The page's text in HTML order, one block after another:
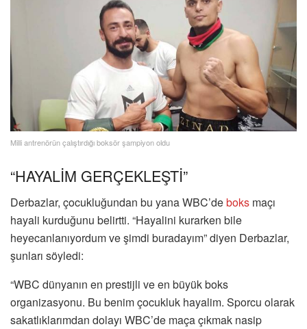
Milli antrenörün çalıştırdığı boksör şampiyon oldu
“HAYALİM GERÇEKLEŞTİ”
Derbazlar, çocukluğundan bu yana WBC’deboks maçı
hayali kurduğunu belirtti. “Hayalini kurarken bile
heyecanlanıyordum ve şimdi buradayım” diyen Derbazlar,
şunları söyledi:
“WBC dünyanın en prestijli ve en büyük boks
organizasyonu. Bu benim çocukluk hayalim. Sporcu olarak
sakatlıklarımdan dolayı WBC’de maça çıkmak nasip